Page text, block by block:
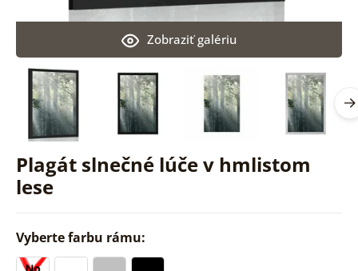
Plagát slnečné lúče v hmlistom
lese
Zobraziť galériu
Vyberte farbu rámu: